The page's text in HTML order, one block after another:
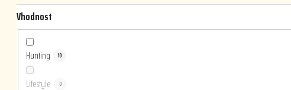
Vhodnost
Hunting 10
Lifestyle 0